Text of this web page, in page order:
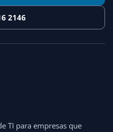
2146
TI para empresas que